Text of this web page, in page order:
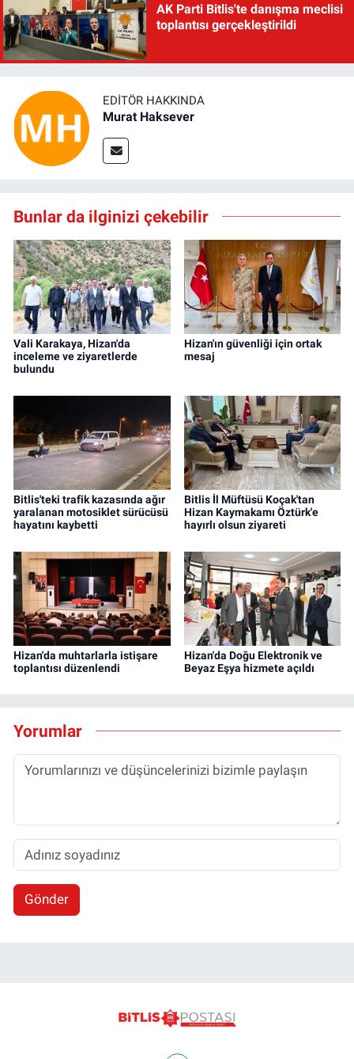
AK Parti Bitlis'te danışma meclisi
toplantısı gerçekleştirildi
EDITÖR HAKKINDA
Murat Haksever
Bunlar da ilginizi çekebilir
Vali Karakaya, Hizan'da
inceleme ve ziyaretlerde
bulundu
Hizan'ın güvenliği için ortak
mesaj
Bitlis'teki trafik kazasında ağır
yaralanan motosiklet sürücüsü
hayatını kaybetti
Bitlis İl Müftüsü Koçak'tan
Hizan Kaymakamı Öztürk'e
hayırlı olsun ziyareti
Hizan'da muhtarlarla istişare
toplantısı düzenlendi
Hizan'da Doğu Elektronik ve
Beyaz Eşya hizmete açıldı
Yorumlar
Gönder